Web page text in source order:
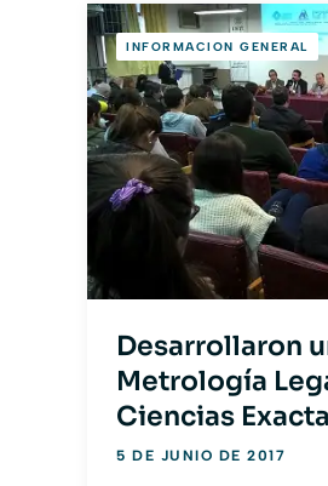
INFORMACION GENERAL
Desarrollaron
Metrología
Ciencias
5 DE JUNIO DE 2017